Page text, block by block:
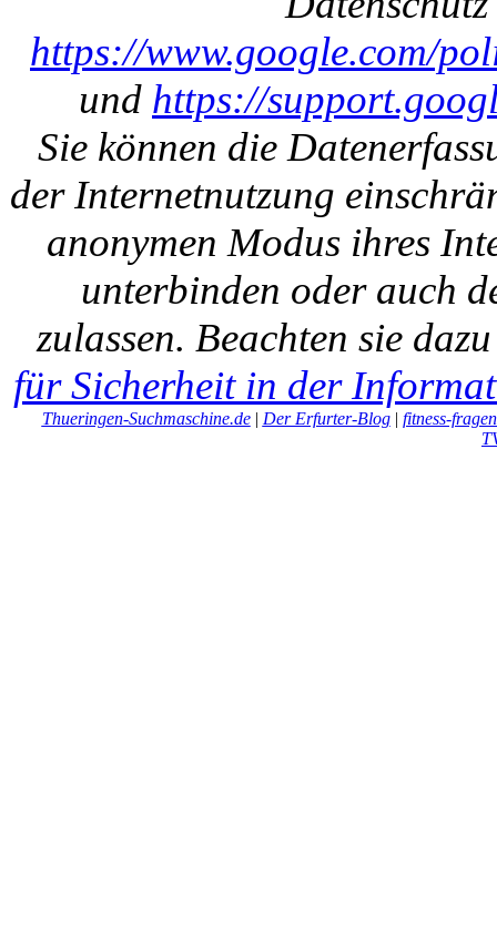
https://www.google.com/
und https://
Sie können die
der Internetnutzung
anonymen Modus ihres
unterbinden oder auch
zulassen. Beachten sie
für Sicherheit in der
Thueringen-Suchmaschine.de| Der Erfurter-Blog| fitness-